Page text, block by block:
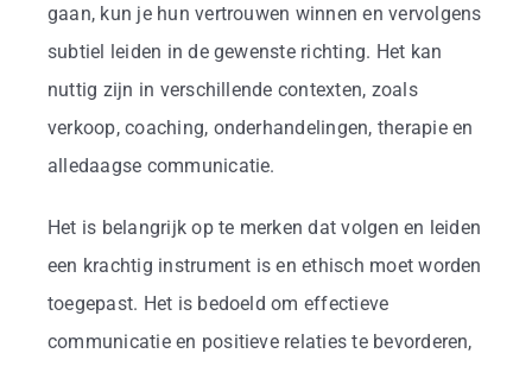
gaan, kun je hun vertrouwen winnen en vervolgens
subtiel leiden in de gewenste richting. Het kan
nuttig zijn in verschillende contexten, zoals
verkoop, coaching, onderhandelingen, therapie en
alledaagse communicatie.
Het is belangrijk op te merken dat volgen en leiden
een krachtig instrument is en ethisch moet worden
toegepast. Het is bedoeld om effectieve
communicatie en positieve relaties te bevorderen,